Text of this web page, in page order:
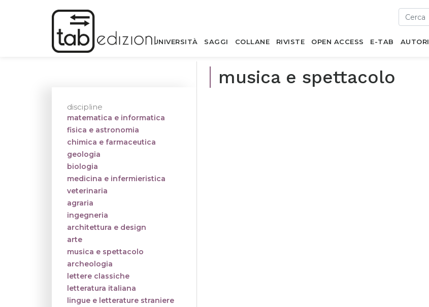
UNIVERSITÀ SAGGI COLLANE RIVISTE OPEN ACCESS E-TAB AUTORI
musica e spettacolo
discipline
matematica e informatica
fisica e astronomia
chimica e farmaceutica
geologia
biologia
medicina e infermieristica
veterinaria
agraria
ingegneria
architettura e design
arte
musica e spettacolo
archeologia
lettere classiche
letteratura italiana
lingue e letterature straniere